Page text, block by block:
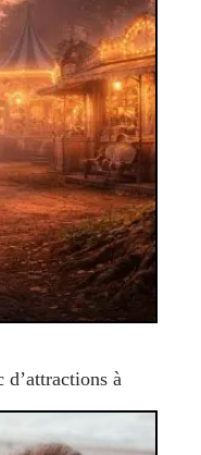
d’attractions à